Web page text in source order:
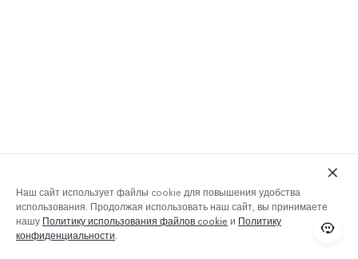
Наш сайт использует файлы cookie для повышения удобства
использования. Продолжая использовать наш сайт, вы принимаете
нашу Политику использования файлов cookie и Политику
конфиденциальности.